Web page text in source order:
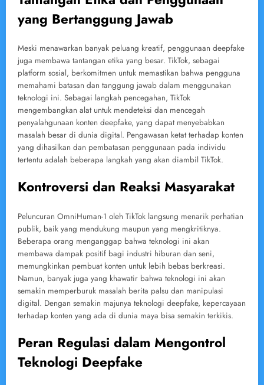
yang Bertanggung Jawab
Meski menawarkan banyak peluang kreatif, penggunaan deepfake
juga membawa tantangan etika yang besar. TikTok, sebagai
platform sosial, berkomitmen untuk memastikan bahwa pengguna
memahami batasan dan tanggung jawab dalam menggunakan
teknologi ini. Sebagai langkah pencegahan, TikTok
mengembangkan alat untuk mendeteksi dan mencegah
penyalahgunaan konten deepfake, yang dapat menyebabkan
masalah besar di dunia digital. Pengawasan ketat terhadap konten
yang dihasilkan dan pembatasan penggunaan pada individu
tertentu adalah beberapa langkah yang akan diambil TikTok.
Kontroversi dan Reaksi Masyarakat
Peluncuran OmniHuman-1 oleh TikTok langsung menarik perhatian
publik, baik yang mendukung maupun yang mengkritiknya.
Beberapa orang menganggap bahwa teknologi ini akan
membawa dampak positif bagi industri hiburan dan seni,
memungkinkan pembuat konten untuk lebih bebas berkreasi.
Namun, banyak juga yang khawatir bahwa teknologi ini akan
semakin memperburuk masalah berita palsu dan manipulasi
digital. Dengan semakin majunya teknologi deepfake, kepercayaan
terhadap konten yang ada di dunia maya bisa semakin terkikis.
Peran Regulasi dalam Mengontrol
Teknologi Deepfake